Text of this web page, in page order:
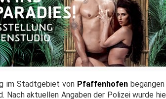
im Stadtgebiet von Pfaffenhofen
aktuellen Angaben der Polizei wurde